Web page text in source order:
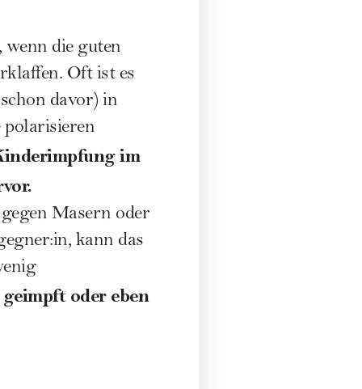
die guten
Oft ist es
davor) in
polarisieren
im
Masern oder
, kann das
oder eben